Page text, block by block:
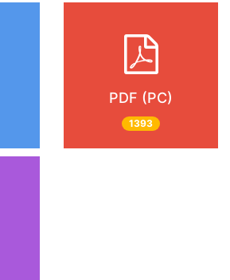
PDF (PC)
1393